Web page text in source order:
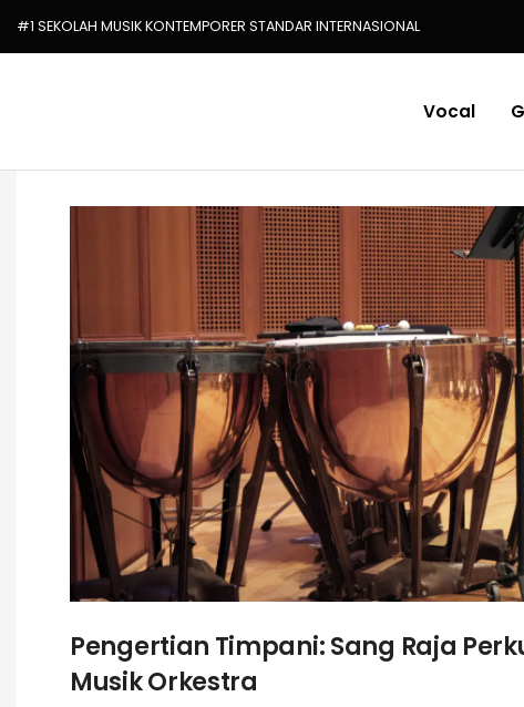
#1 SEKOLAH MUSIK KONTEMPORER STANDAR INTERNASIONAL
Vocal
Pengertian Timpani: Sang Raja
Musik Orkestra